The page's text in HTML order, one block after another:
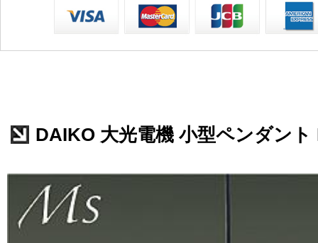
DAIKO 大光電機 小型ペンダント